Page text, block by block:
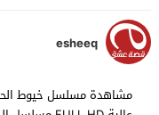
esheeq